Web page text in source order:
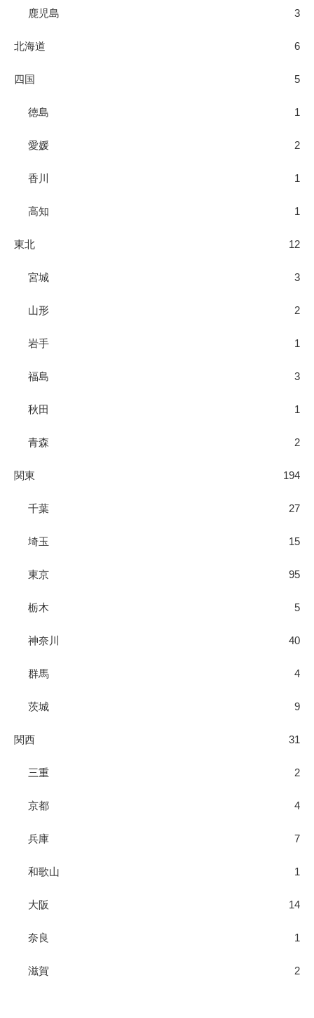
鹿児島 3
北海道 6
四国 5
徳島 1
愛媛 2
香川 1
高知 1
東北 12
宮城 3
山形 2
岩手 1
福島 3
秋田 1
青森 2
関東 194
千葉 27
埼玉 15
東京 95
栃木 5
神奈川 40
群馬 4
茨城 9
関西 31
三重 2
京都 4
兵庫 7
和歌山 1
大阪 14
奈良 1
滋賀 2